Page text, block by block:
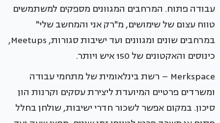
עבודה פתוח. המרחבים המגוונים מספקים למשתמשים
טווח עצום של שימושים, מ"רק אני והמחשב שלי"
במרחבים שונים ומגוונים ועד ישיבות סגורות, Meetups,
כינוסים והאקטונים של 150 איש ויותר.
Merkspace – רשת בינלאומית של מתחמי עבודה
ומשרדים פרטיים המיועדת ליצירת עסקים וקרנות הון
סיכון. במקום אפשר לשכור חדרי ישיבות, שולחן בחלל